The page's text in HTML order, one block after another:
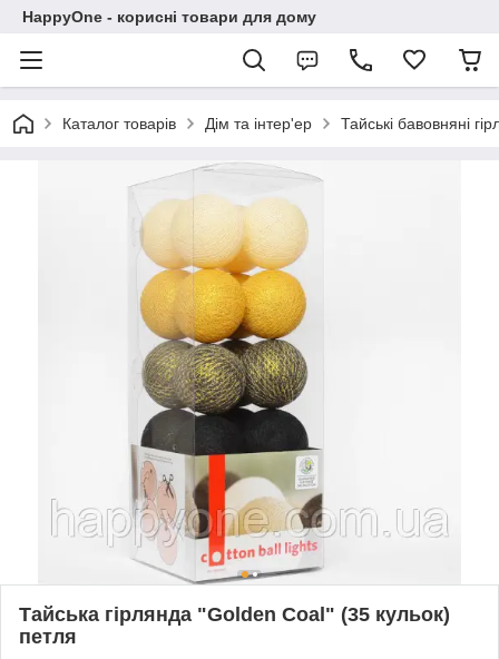
HappyOne - корисні товари для дому
Каталог товарів Дім та інтер'ер Тайські бавовняні
Тайська гірлянда "Golden Coal" (35 кульок)
петля